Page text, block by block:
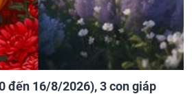
đến 16/8/2026), 3 con giáp